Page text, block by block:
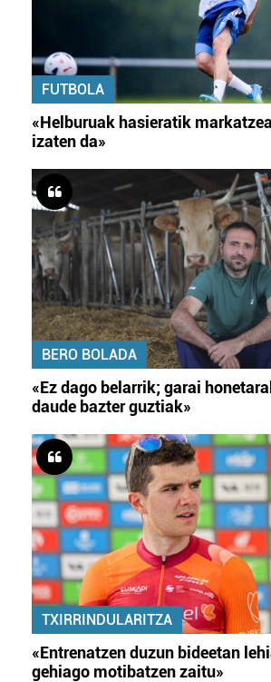
FUTBOLA
«Helburuak hasieratik
izaten da»
BERO BOLADA
«Ez dago belarrik; garai
daude bazter guztiak»
TXIRRINDULARITZA
«Entrenatzen duzun bideetan
gehiago motibatzen zaitu»